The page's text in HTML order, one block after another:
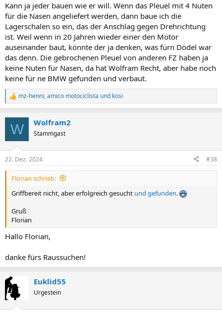
Kann ja jeder bauen wie er will. Wenn das Pleuel mit 4 Nuten
für die Nasen angeliefert werden, dann baue ich die
Lagerschalen so ein, das der Anschlag gegen Drehrichtung
ist. Weil wenn in 20 Jahren wieder einer den Motor
auseinander baut, könnte der ja denken, was fürn Dödel war
das denn. Die gebrochenen Pleuel von anderen FZ haben ja
keine Nuten für Nasen, da hat Wolfram Recht, aber habe noch
keine für ne BMW gefunden und verbaut.
R
e
k
e
n
mz-henni,amico motociclista und kosi
W Wolfram2
Stammgast
22. Dez. 2024 #38
Florian schrieb:
Griffbereit nicht, aber erfolgreich gesucht und gefunden.
Gruß
Florian
Hallo Florian,
danke fürs Raussuchen!
Euklid55
Urgestein